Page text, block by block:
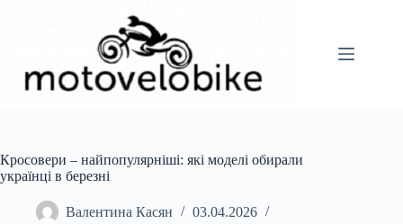
Кросовери – найпопулярніші: які моделі обирали
українці в березні
Валентина Касян
03.04.2026